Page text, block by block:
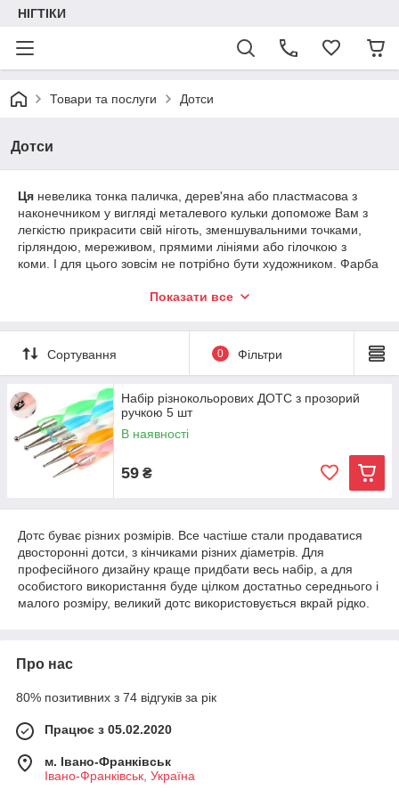
НІГТІКИ
Товари та послуги Дотси
Дотси
Ця невелика тонка паличка, дерев'яна або пластмасова з
наконечником у вигляді металевого кульки допоможе Вам з
легкістю прикрасити свій ніготь, зменшувальними точками,
гірляндою, мереживом, прямими лініями або гілочкою з
коми. І для цього зовсім не потрібно бути художником. Фарба
малюєте, тим на довше її вистачає. Часто дотс
малюнка або декору. Дотс також добре використовувати для
нанесення страз на малюнок.
Показати все
Сортування 0 Фільтри
Набір різнокольорових ДОТС з прозорий
ручкою 5 шт
В наявності
59 ₴
Дотс буває різних розмірів. Все частіше стали продаватися
двосторонні дотси, з кінчиками різних діаметрів. Для
професійного дизайну краще придбати весь набір, а для
особистого використання буде цілком достатньо середнього і
малого розміру, великий дотс використовується вкрай рідко.
Про нас
80% позитивних з 74 відгуків за рік
Працює з 05.02.2020
м. Івано-Франківськ
Івано-Франківськ, Україна